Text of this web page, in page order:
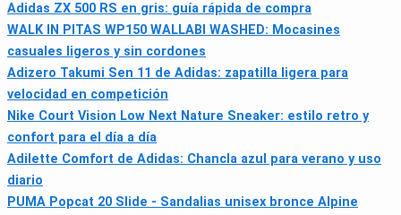
Adidas ZX 500 RS en gris: guía rápida de compra
WALK IN PITAS WP150 WALLABI WASHED: Mocasines
casuales ligeros y sin cordones
Adizero Takumi Sen 11 de Adidas: zapatilla ligera para
velocidad en competición
Nike Court Vision Low Next Nature Sneaker: estilo retro y
confort para el día a día
Adilette Comfort de Adidas: Chancla azul para verano y uso
diario
PUMA Popcat 20 Slide - Sandalias unisex bronce Alpine